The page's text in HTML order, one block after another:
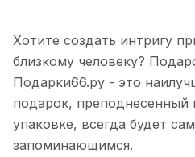
Хотите создать интригу
близкому человеку?
Подарки66.ру - это
подарок, преподнесенный
упаковке, всегда будет
запоминающимся.